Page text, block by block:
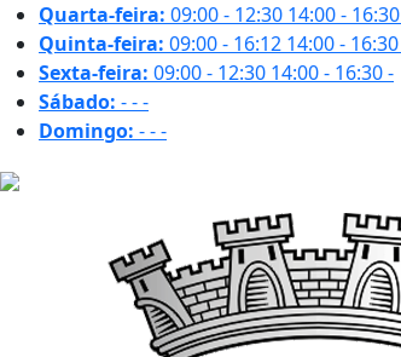
Quarta-feira: 09:00 - 12:30 14:00 - 16:30
Quinta-feira: 09:00 - 16:12 14:00 - 16:30
Sexta-feira: 09:00 - 12:30 14:00 - 16:30-
Sábado: ---
Domingo: ---